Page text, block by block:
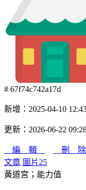
# 67f74c742a17d
新增：2025-04-10
更新：2026-06-22
編 輯
刪
文章 圖片 25
黃道宮；能力值